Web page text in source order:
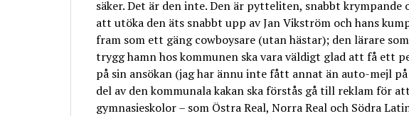
säker. Det är den inte. Den är pytteliten, snabbt krympande
att utöka den äts snabbt upp av Jan Vikström och hans
fram som ett gäng cowboysare (utan hästar); den lärare
trygg hamn hos kommunen ska vara väldigt glad att få ett
på sin ansökan (jag har ännu inte fått annat än auto-mejl
del av den kommunala kakan ska förstås gå till reklam för
gymnasieskolor – som Östra Real, Norra Real och Södra